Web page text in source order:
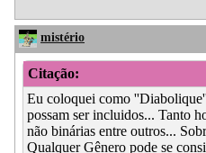
mistério
Citação:
Eu coloquei como
possam ser incluidos... Tanto
não binárias entre outros...
Qualquer Gênero pode se